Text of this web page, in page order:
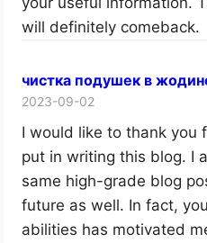
will definitely comeback.
чистка подушек в
2023-09-02
I would like to thank you
put in writing this blog. I
same high-grade blog
future as well. In fact,
abilities has motivated